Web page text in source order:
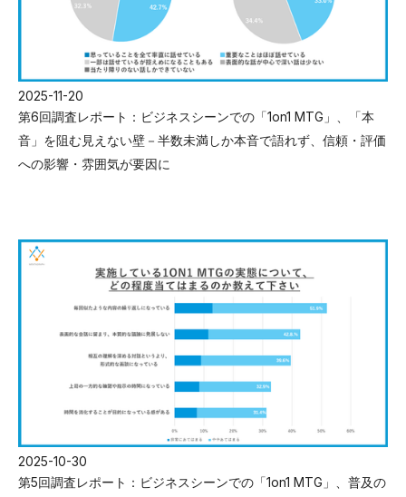
2025-11-20
第6回調査レポート：ビジネスシーンでの「1on1 MTG」、「本
音」を阻む見えない壁－半数未満しか本音で語れず、信頼・評価
への影響・雰囲気が要因に
2025-10-30
第5回調査レポート：ビジネスシーンでの「1on1 MTG」、普及の